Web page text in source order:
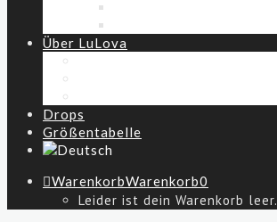
Über LuLova
Drops
Größentabelle
WarenkorbWarenkorb0
Leider ist dein Warenkorb leer.